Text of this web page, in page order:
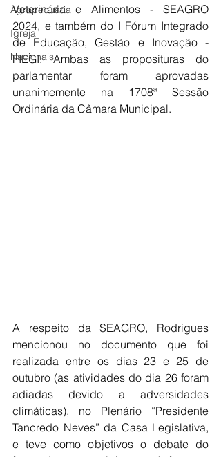
Agropecuária
Igreja
Nacionais
Veterinária e Alimentos - SEAGRO
2024, e também do I Fórum Integrado
de Educação, Gestão e Inovação -
FIEGI. Ambas as proposituras do
parlamentar foram aprovadas
unanimemente na 1708ª Sessão
Ordinária da Câmara Municipal.
A respeito da SEAGRO, Rodrigues
mencionou no documento que foi
realizada entre os dias 23 e 25 de
outubro (as atividades do dia 26 foram
adiadas devido a adversidades
climáticas), no Plenário “Presidente
Tancredo Neves” da Casa Legislativa,
e teve como objetivos o debate do